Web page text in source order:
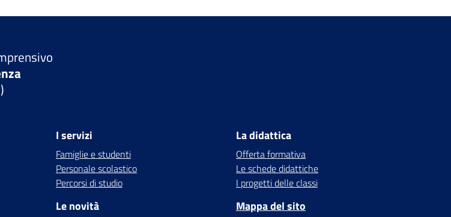
I servizi
Famiglie e studenti
Personale scolastico
Percorsi di studio
Le novità
La didattica
Offerta formativa
Le schede didattiche
I progetti delle classi
Mappa del sito